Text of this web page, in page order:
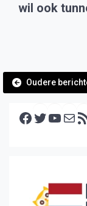
wil ook
Oudere
Facebook Twitter YouTube E-mail